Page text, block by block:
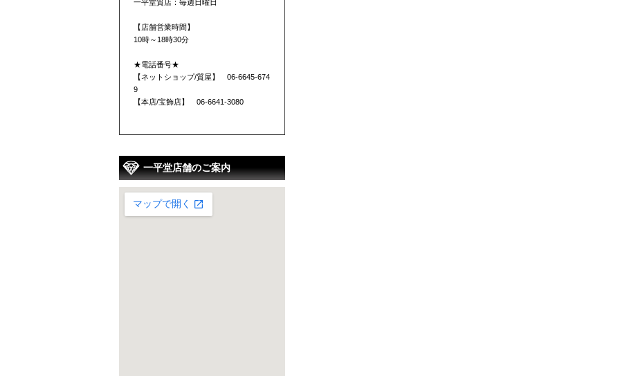
一平堂質店：毎週日曜日
【店舗営業時間】
10時～18時30分
★電話番号★
【ネットショップ/質屋】 06-6645-674
9
【本店/宝飾店】 06-6641-3080
一平堂店舗のご案内